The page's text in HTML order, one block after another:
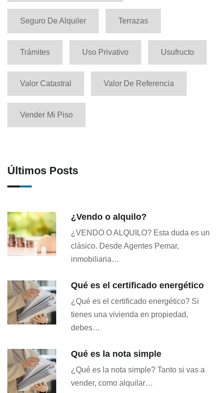
Seguro De Alquiler Terrazas
Trámites Uso Privativo Usufructo
Valor Catastral Valor De Referencia
Vender Mi Piso
Últimos Posts
¿Vendo o alquilo?
¿VENDO O ALQUILO? Esta duda es un
clásico. Desde Agentes Pemar,
inmobiliaria…
Qué es el certificado energético
¿Qué es el certificado energético? Si
tienes una vivienda en propiedad,
debes…
Qué es la nota simple
¿Qué es la nota simple? Tanto si vas a
vender, como alquilar…